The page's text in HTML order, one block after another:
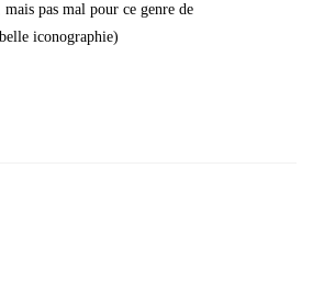
mais pas mal pour ce genre de
ico­no­gra­phie)